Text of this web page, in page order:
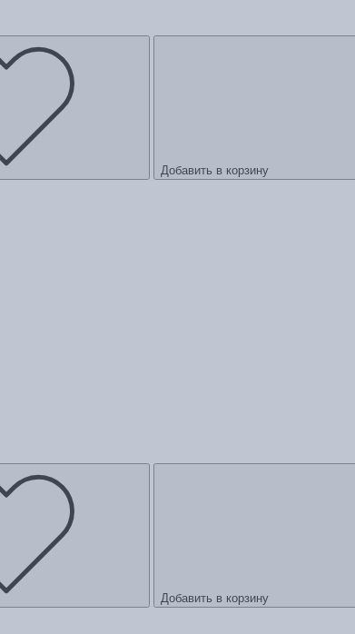
Добавить в корзину
Добавить в корзину